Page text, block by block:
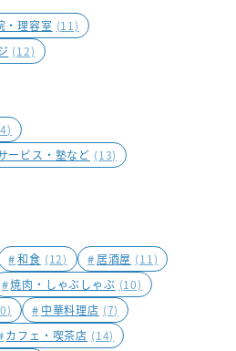
・理容室 (11)
(12)
ービス・塾など (13)
#和食 (12) # 居酒屋 (11)
#焼肉・しゃぶしゃぶ (10)
# 中華料理店 (7)
カフェ・喫茶店 (14)